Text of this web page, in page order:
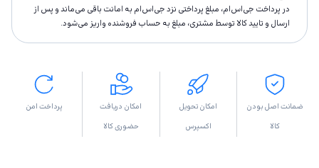
در پرداخت جی‌اس‌ام، مبلغ پرداختى نزد جی‌اس‌ام به امانت باقى مى‌ماند و پس از
ارسال و تاييد كالا توسط مشتری، مبلغ به حساب فروشنده واريز مى‌شود.
ضمانت اصل بودن
کالا
امکان تحویل
اکسپرس
امکان دریافت
حضوری کالا
پرداخت امن